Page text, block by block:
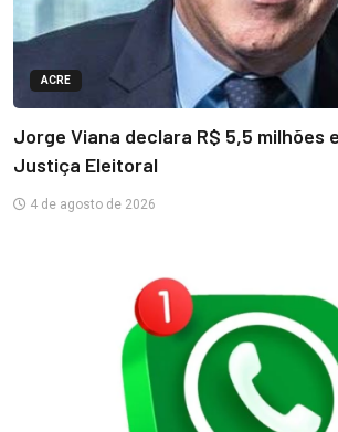
ACRE
Jorge Viana declara R$ 5,5 milhões
Justiça Eleitoral
4 de agosto de 2026